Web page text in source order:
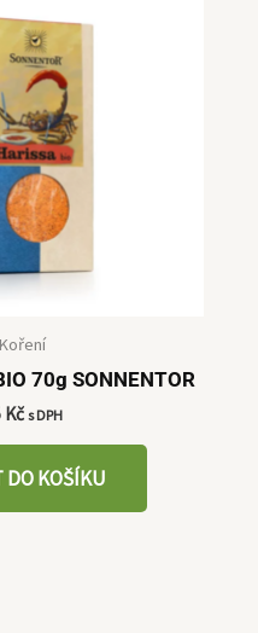
Koření
70g SONNENTOR
Kč s DPH
DO KOŠÍKU